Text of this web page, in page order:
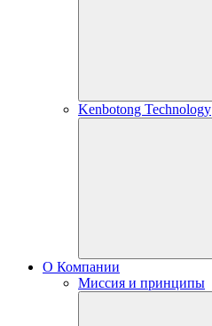
Kenbotong Technology
О Компании
Миссия и принципы